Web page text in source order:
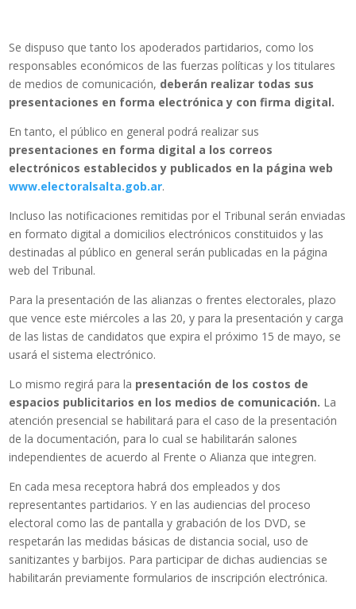
Se dispuso que tanto los apoderados partidarios, como los
responsables económicos de las fuerzas políticas y los titulares
de medios de comunicación, deberán realizar todas sus
presentaciones en forma electrónica y con firma digital.
En tanto, el público en general podrá realizar sus
presentaciones en forma digital a los correos
electrónicos establecidos y publicados en la página web
www.electoralsalta.gob.ar.
Incluso las notificaciones remitidas por el Tribunal serán enviadas
en formato digital a domicilios electrónicos constituidos y las
destinadas al público en general serán publicadas en la página
web del Tribunal.
Para la presentación de las alianzas o frentes electorales, plazo
que vence este miércoles a las 20, y para la presentación y carga
de las listas de candidatos que expira el próximo 15 de mayo, se
usará el sistema electrónico.
Lo mismo regirá para la presentación de los costos de
espacios publicitarios en los medios de comunicación. La
atención presencial se habilitará para el caso de la presentación
de la documentación, para lo cual se habilitarán salones
independientes de acuerdo al Frente o Alianza que integren.
En cada mesa receptora habrá dos empleados y dos
representantes partidarios. Y en las audiencias del proceso
electoral como las de pantalla y grabación de los DVD, se
respetarán las medidas básicas de distancia social, uso de
sanitizantes y barbijos. Para participar de dichas audiencias se
habilitarán previamente formularios de inscripción electrónica.